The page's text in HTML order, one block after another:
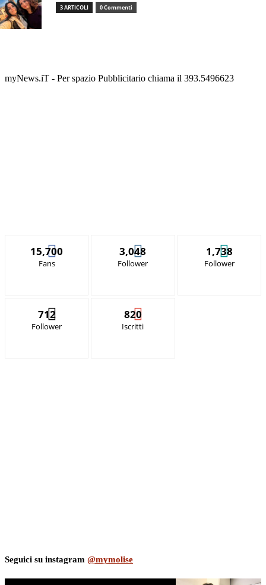
3 ARTICOLI 0 Commenti
myNews.iT - Per spazio Pubblicitario chiama il 393.5496623
15,700
Fans
3,048
Follower
1,738
Follower
712
Follower
820
Iscritti
Seguici su instagram @mymolise